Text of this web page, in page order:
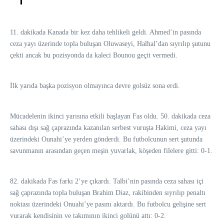
11. dakikada Kanada bir kez daha tehlikeli geldi. Ahmed’in pasında
ceza yayı üzerinde topla buluşan Oluwaseyi, Halhal’dan sıyrılıp şutunu
çekti ancak bu pozisyonda da kaleci Bounou geçit vermedi.
İlk yarıda başka pozisyon olmayınca devre golsüz sona erdi.
Mücadelenin ikinci yarısına etkili başlayan Fas oldu. 50. dakikada ceza
sahası dışı sağ çaprazında kazanılan serbest vuruşta Hakimi, ceza yayı
üzerindeki Ounahi’ye yerden gönderdi. Bu futbolcunun sert şutunda
savunmanın arasından geçen meşin yuvarlak, köşeden filelere gitti: 0-1.
82. dakikada Fas farkı 2’ye çıkardı. Talbi’nin pasında ceza sahası içi
sağ çaprazında topla buluşan Brahim Diaz, rakibinden sıyrılıp penaltı
noktası üzerindeki Onuahi’ye pasını aktardı. Bu futbolcu gelişine sert
vurarak kendisinin ve takımının ikinci golünü attı: 0-2.